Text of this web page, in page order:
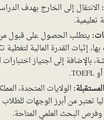
الانتقال إلى الخارج بهدف
يتطلب الحصول على قبول
إثبات القدرة المالية لتغطية
بالإضافة إلى اجتياز اختبارات
الولايات المتحدة،
تعتبر من أبرز الوجهات
وفرص البحث العلمي المتاحة.